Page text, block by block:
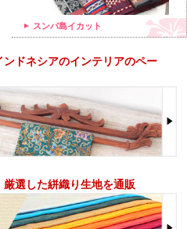
スンバ島イカット
ドネシアのインテリアのペー
選した絣織り生地を通販